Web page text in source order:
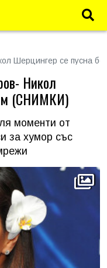
Шерцингер се пусна
Никол
(СНИМКИ)
моменти от
за хумор със